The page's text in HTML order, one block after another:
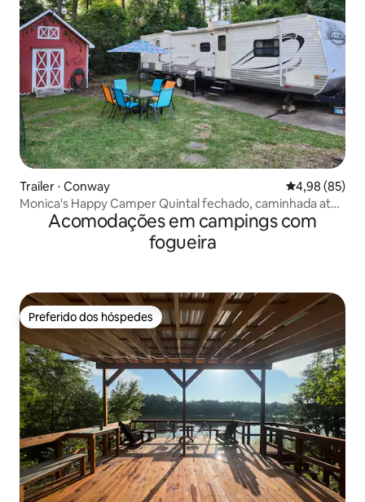
Trailer ⋅ Conway 4,98 de uma
4,98 (85)
Monica's Happy Camper Quintal fechado, caminhada até
a CCUAcomodações em campings com
fogueira
Preferido dos hóspedes
Preferido dos hóspedes